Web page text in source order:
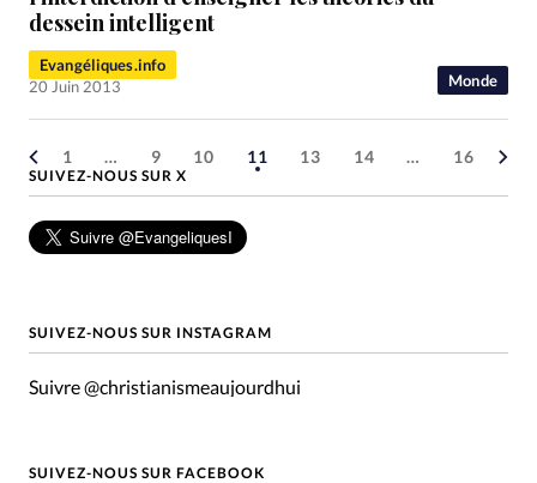
Monde
dessein intelligent
Evangéliques.info
20 Juin 2013
1 … 9 10 11 13 14 … 16
SUIVEZ-NOUS SUR X
SUIVEZ-NOUS SUR INSTAGRAM
Suivre @christianismeaujourdhui
SUIVEZ-NOUS SUR FACEBOOK